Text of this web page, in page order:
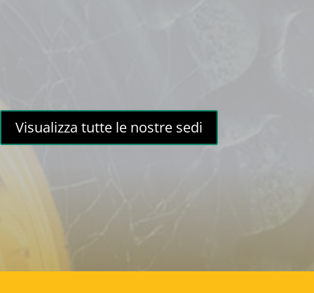
Visualizza tutte le nostre sedi